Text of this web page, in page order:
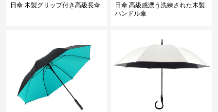
日傘 木製グリップ付き高級長傘
日傘 高級感漂う洗練された木製
ハンドル傘